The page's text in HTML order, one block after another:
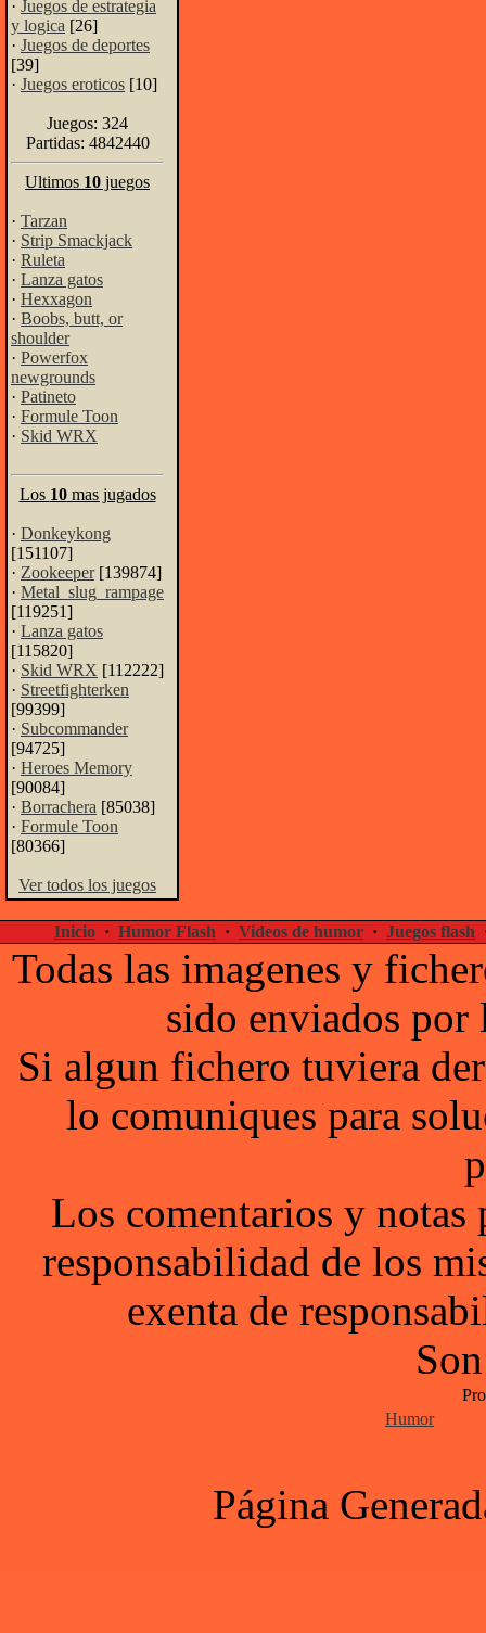
· Juegos de estrategia
y logica [26]
· Juegos de deportes
[39]
· Juegos eroticos [10]
Juegos: 324
Partidas: 4842440
Ultimos 10 juegos
· Tarzan
· Strip Smackjack
· Ruleta
· Lanza gatos
· Hexxagon
· Boobs, butt, or
shoulder
· Powerfox
newgrounds
· Patineto
· Formule Toon
· Skid WRX
Los 10mas jugados
· Donkeykong
[151107]
· Zookeeper[139874]
· Metal_slug_rampage
[119251]
· Lanza gatos
[115820]
· Skid WRX [112222]
· Streetfighterken
[99399]
· Subcommander
[94725]
· Heroes Memory
[90084]
· Borrachera [85038]
· Formule Toon
[80366]
Ver todos los juegos
Inicio · Humor Flash · Videos de humor · Juegos flash
Todas las imagenes y
sido enviados por
Si algun fichero tuviera
lo comuniques para
Los comentarios y notas
responsabilidad de los
exenta de
Humor
Página